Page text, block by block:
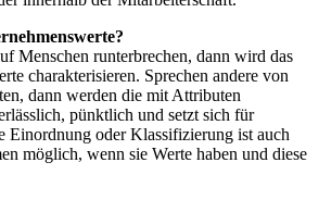
Menschen runterbrechen, dann wird das
charakterisieren. Sprechen andere von
dann werden die mit Attributen
pünktlich und setzt sich für
Einordnung oder Klassifizierung ist auch
möglich, wenn sie Werte haben und diese